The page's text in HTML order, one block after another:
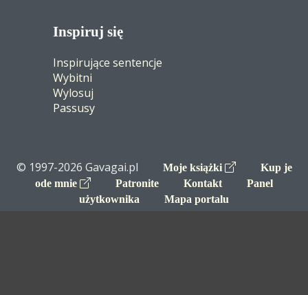
Inspiruj się
Inspirujące sentencje
Wybitni
Wylosuj
Passusy
© 1997-2026 Gavagai.pl Moje książki
Kup je
ode mnie
Patronite Kontakt
Panel
użytkownika
Mapa portalu